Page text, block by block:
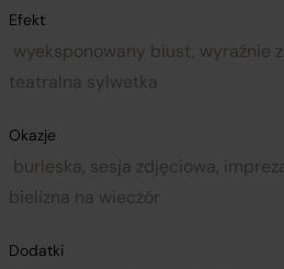
Efekt
wyeksponowany biust, wyraźnie
teatralna sylwetka
Okazje
burleska, sesja zdjęciowa,
bielizna na wieczór
Dodatki